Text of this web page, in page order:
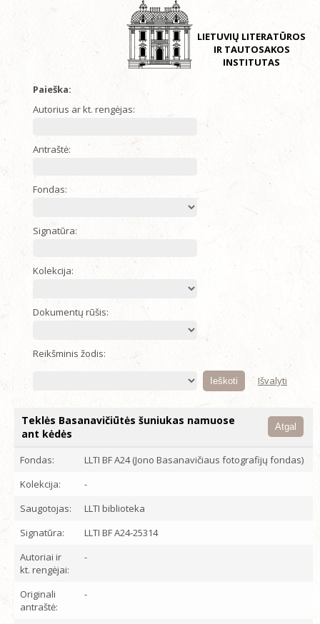
LIETUVIŲ LITERATŪROS
IR TAUTOSAKOS
INSTITUTAS
Paieška:
Autorius ar kt. rengėjas:
Antraštė:
Fondas:
Signatūra:
Kolekcija:
Dokumentų rūšis:
Reikšminis žodis:
Išvalyti
Teklės Basanavičiūtės šuniukas namuose
ant kėdės
Atgal
Fondas:
LLTI BF A24 (Jono Basanavičiaus fotografijų fondas)
Kolekcija:
-
Saugotojas:
LLTI biblioteka
Signatūra:
LLTI BF A24-25314
Autoriai ir
kt. rengėjai:
-
Originali
antraštė:
-